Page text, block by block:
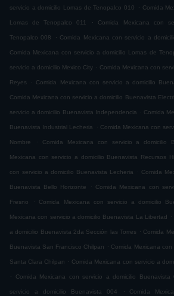
servicio a domicilio Lomas de Tenopalco 010 . Comida
Lomas de Tenopalco 011 . Comida Mexicana con
Tenopalco 008 . Comida Mexicana con servicio a
Comida Mexicana con servicio a domicilio Lomas de
servicio a domicilio Mexico City . Comida Mexicana con
Reyes . Comida Mexicana con servicio a domicilio
Comida Mexicana con servicio a domicilio Buenavista
servicio a domicilio Buenavista Independencia . Comida
Buenavista Industrial Lecheria . Comida Mexicana con
Nombre . Comida Mexicana con servicio a domicilio
Mexicana con servicio a domicilio Buenavista Recursos
con servicio a domicilio Buenavista Lecheria . Comida
Buenavista Bello Horizonte . Comida Mexicana con
Fresno . Comida Mexicana con servicio a domicilio
Mexicana con servicio a domicilio Buenavista La Libertad .
a domicilio Buenavista 2da Sección las Torres . Comida
Buenavista San Francisco Chilpan . Comida Mexicana
Santa Clara Chilpan . Comida Mexicana con servicio a
.
Comida Mexicana con servicio a domicilio Buenavista
servicio a domicilio Buenavista 004 . Comida